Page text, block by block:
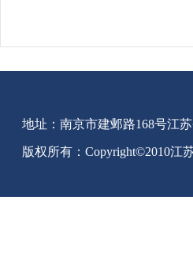
地址：南京市建邺路168号江
版权所有：Copyright©2010江